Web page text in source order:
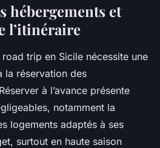
hébergements et
l’itinéraire
trip en Sicile nécessite une
la réservation des
à l’avance présente
notamment la
logements adaptés à ses
surtout en haute saison